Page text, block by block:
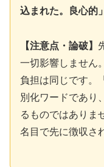
込まれた。良心的」
【注意点・論破】
一切影響しません
負担は同じです。
別化ワードであり
るものではありま
名目で先に徴収さ